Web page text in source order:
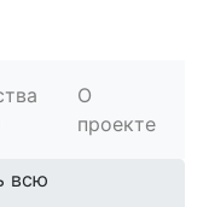
О
проекте
всю